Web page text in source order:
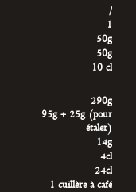
/
1
50g
50g
10 cl
290g
95g + 25g (pour
étaler)
14g
4cl
24cl
1 cuillère à café